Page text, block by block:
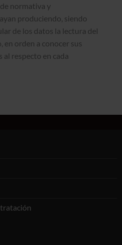
normativa y
produciendo, siendo
de los datos la lectura del
orden a conocer sus
al respecto en cada